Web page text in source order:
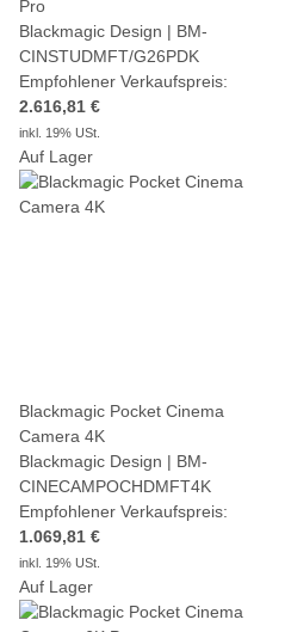
Pro
Blackmagic Design | BM-
CINSTUDMFT/G26PDK
Empfohlener Verkaufspreis:
2.616,81 €
inkl. 19% USt.
Auf Lager
Blackmagic Pocket Cinema
Camera 4K
Blackmagic Design | BM-
CINECAMPOCHDMFT4K
Empfohlener Verkaufspreis:
1.069,81 €
inkl. 19% USt.
Auf Lager